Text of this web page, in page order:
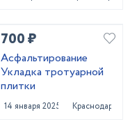
700 ₽
Асфальтирование
Укладка тротуарной
плитки
14 января 2025 Краснодар